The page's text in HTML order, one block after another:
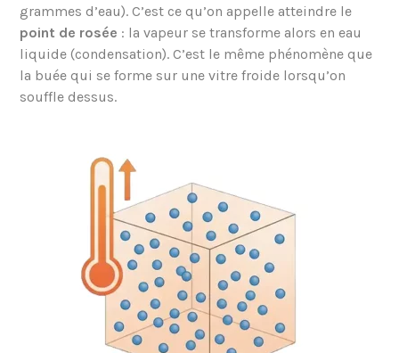
grammes d’eau). C’est ce qu’on appelle atteindre le
point de rosée : la vapeur se transforme alors en eau
liquide (condensation). C’est le même phénomène que
la buée qui se forme sur une vitre froide lorsqu’on
souffle dessus.